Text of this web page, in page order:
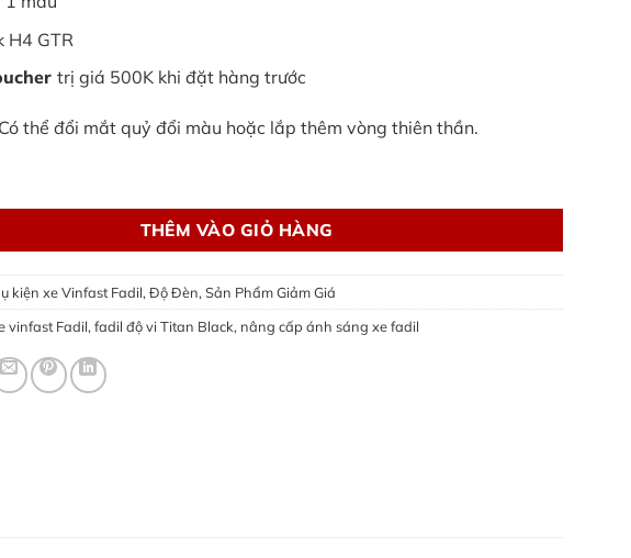
H4 GTR
trị giá 500K khi đặt hàng trước
thể đổi mắt quỷ đổi màu hoặc lắp thêm vòng thiên thần.
Fadil | bi led Titan Black số lượng
THÊM VÀO GIỎ HÀNG
kiện xe Vinfast Fadil, Độ Đèn, Sản Phẩm Giảm Giá
vinfast Fadil, fadil độ vi Titan Black, nâng cấp ánh sáng xe fadil